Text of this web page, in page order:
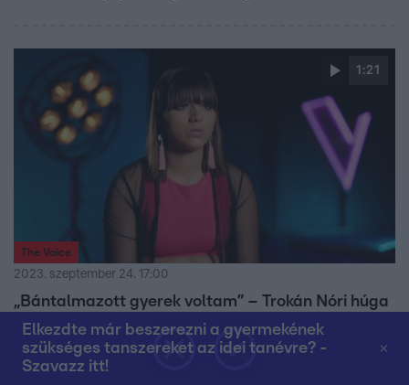
Elkezdte már beszerezni a gyermekének
szükséges tanszereket az idei tanévre? -
Szavazz itt!
1:21
The Voice
2023. szeptember 24. 17:00
„Bántalmazott gyerek voltam” – Trokán Nóri húga
állandó célpont volt az iskolában
Magyar Elektra senkinek sem szólt arról, hogy próbára
teszi magát a The Voice-ban. „Nem tudtam róla, hogy jön,